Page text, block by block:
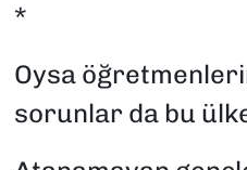
*
Oysa
sorunlar da bu